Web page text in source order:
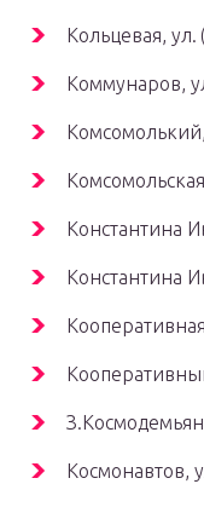
Кольцевая, ул.
Коммунаров,
Константина
Константина
Космонавтов,